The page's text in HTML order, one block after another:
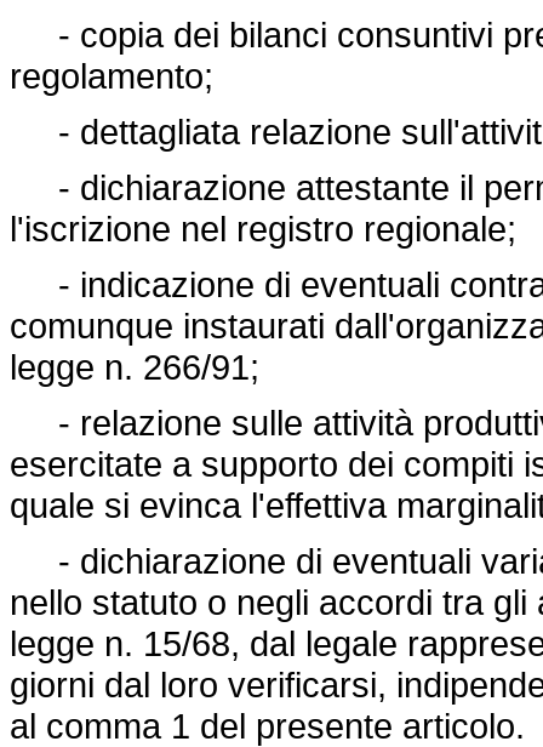
- copia dei bilanci consuntivi
regolamento;
- dettagliata relazione
- dichiarazione attestante il
l'iscrizione nel registro regionale;
- indicazione di eventuali
comunque instaurati
legge n. 266/91;
- relazione sulle attività
esercitate a supporto dei compiti
quale si evinca l'effettiva
- dichiarazione di eventuali
nello statuto o negli accordi tra
legge n. 15/68, dal legale
giorni dal loro verificarsi,
al comma 1 del presente articolo.